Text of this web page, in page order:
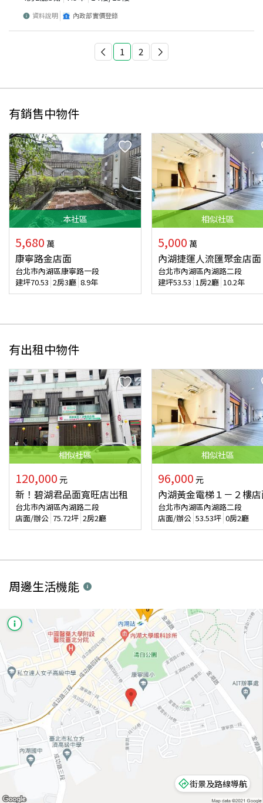
資料說明 內政部實價登錄
1 2
有銷售中物件
本社區
5,680 萬
康寧路金店面
台北市內湖區康寧路一段
建坪70.53 2房3廳 8.9年
相似社區
5,000 萬
內湖捷運人流匯聚金店面
台北市內湖區內湖路二段
建坪53.53 1房2廳 10.2年
有出租中物件
相似社區
120,000 元
新！碧湖君品面寬旺店出租
台北市內湖區內湖路二段
店面/辦公 75.72坪 2房2廳
相似社區
96,000 元
內湖黃金電梯１－２樓
台北市內湖區內湖路二段
店面/辦公 53.53坪 0房2廳
周邊生活機能
街景及路線導航